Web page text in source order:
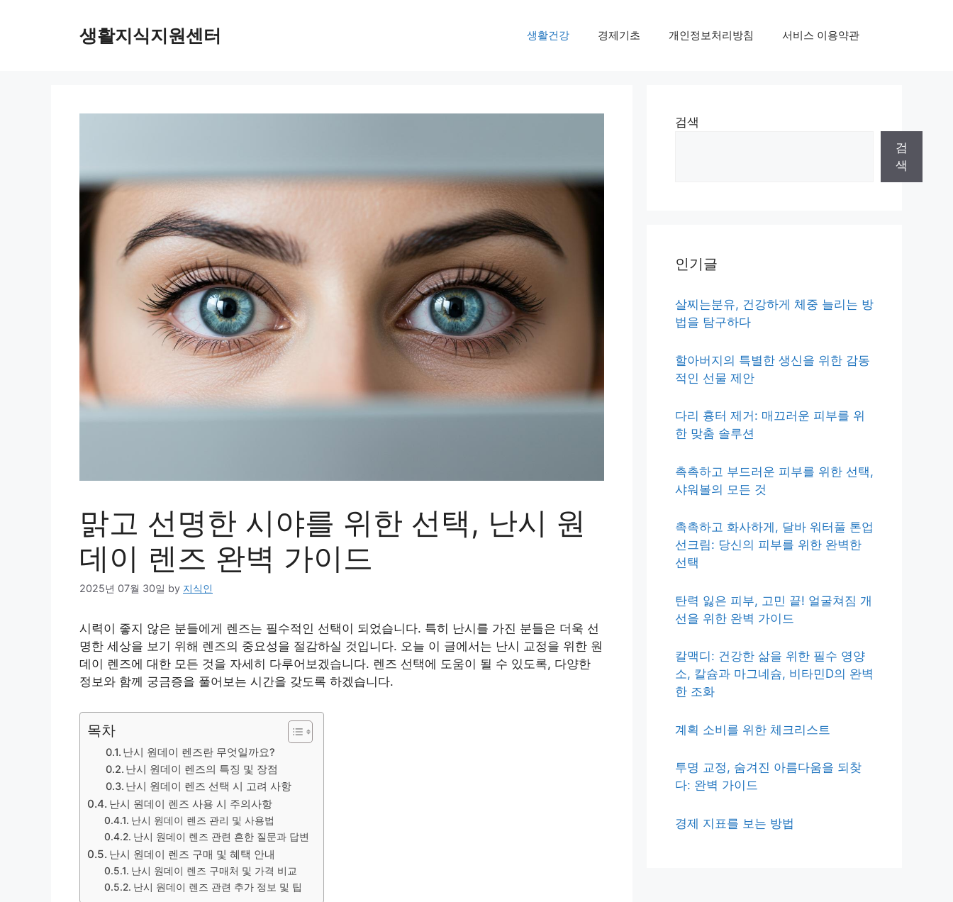
생활지식지원센터 생활건강 경제기초 개인정보처리방침 서비스 이용약관
맑고 선명한 시야를 위한 선택, 난시 원
데이 렌즈 완벽 가이드
2025년 07월 30일 by 지식인
시력이 좋지 않은 분들에게 렌즈는 필수적인 선택이 되었습니다. 특히 난시를 가진 분들은 더욱 선
명한 세상을 보기 위해 렌즈의 중요성을 절감하실 것입니다. 오늘 이 글에서는 난시 교정을 위한 원
데이 렌즈에 대한 모든 것을 자세히 다루어보겠습니다. 렌즈 선택에 도움이 될 수 있도록, 다양한
정보와 함께 궁금증을 풀어보는 시간을 갖도록 하겠습니다.
목차
난시 원데이 렌즈란 무엇일까요?
난시 원데이 렌즈의 특징 및 장점
난시 원데이 렌즈 선택 시 고려 사항
난시 원데이 렌즈 사용 시 주의사항
난시 원데이 렌즈 관리 및 사용법
난시 원데이 렌즈 관련 흔한 질문과 답변
난시 원데이 렌즈 구매 및 혜택 안내
난시 원데이 렌즈 구매처 및 가격 비교
난시 원데이 렌즈 관련 추가 정보 및 팁
검색
검
색
인기글
살찌는분유, 건강하게 체중 늘리는 방
법을 탐구하다
할아버지의 특별한 생신을 위한 감동
적인 선물 제안
다리 흉터 제거: 매끄러운 피부를 위
한 맞춤 솔루션
촉촉하고 부드러운 피부를 위한 선택,
샤워볼의 모든 것
촉촉하고 화사하게, 달바 워터풀 톤업
선크림: 당신의 피부를 위한 완벽한
선택
탄력 잃은 피부, 고민 끝! 얼굴쳐짐 개
선을 위한 완벽 가이드
칼맥디: 건강한 삶을 위한 필수 영양
소, 칼슘과 마그네슘, 비타민D의 완벽
한 조화
계획 소비를 위한 체크리스트
투명 교정, 숨겨진 아름다움을 되찾
다: 완벽 가이드
경제 지표를 보는 방법